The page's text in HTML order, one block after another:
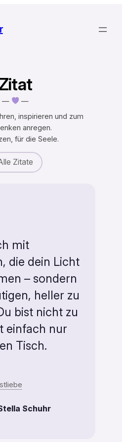
—
—
inspirieren und zum
anregen.
für die Seele.
Zitate
mit
die dein Licht
– sondern
heller zu
bist nicht zu
einfach nur
Tisch.
Schuhr